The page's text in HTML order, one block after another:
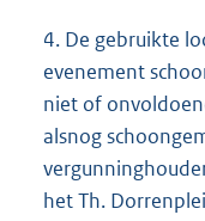
4. De gebruikte
evenement
niet of
alsnog
het Th.